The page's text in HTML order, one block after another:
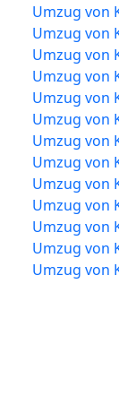
Umzug von
Umzug von
Umzug von
Umzug von
Umzug von
Umzug von
Umzug von
Umzug von
Umzug von
Umzug von
Umzug von
Umzug von
Umzug von